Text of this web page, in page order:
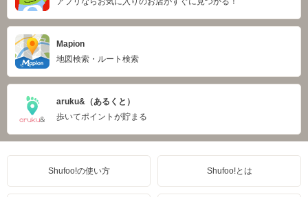
Mapion
地図検索・ルート検索
aruku&（あるくと）
歩いてポイントが貯まる
Shufoo!の使い方 Shufoo!とは